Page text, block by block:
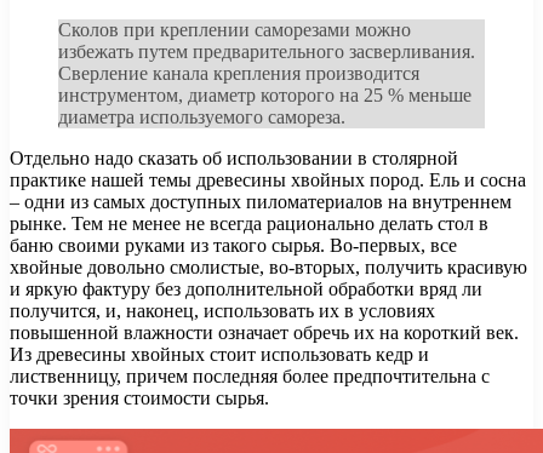
Сколов при креплении саморезами можно
избежать путем предварительного засверливания.
Сверление канала крепления производится
инструментом, диаметр которого на 25 % меньше
диаметра используемого самореза.
Отдельно надо сказать об использовании в столярной
практике нашей темы древесины хвойных пород. Ель и сосна
– одни из самых доступных пиломатериалов на внутреннем
рынке. Тем не менее не всегда рационально делать стол в
баню своими руками из такого сырья. Во-первых, все
хвойные довольно смолистые, во-вторых, получить красивую
и яркую фактуру без дополнительной обработки вряд ли
получится, и, наконец, использовать их в условиях
повышенной влажности означает обречь их на короткий век.
Из древесины хвойных стоит использовать кедр и
лиственницу, причем последняя более предпочтительна с
точки зрения стоимости сырья.